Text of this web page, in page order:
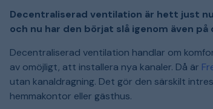
Decentraliserad ventilation är hett just
och nu har den börjat slå igenom även
Decentraliserad ventilation handlar om
av omöjligt, att installera nya kanaler. Då är
utan kanaldragning. Det gör den särskilt
hemmakontor eller gästhus.